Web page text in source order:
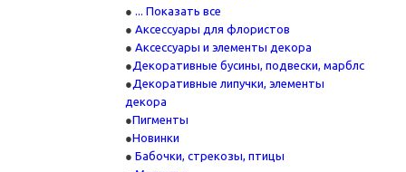
... Показать все
Аксессуары для флористов
Аксессуары и элементы декора
Декоративные бусины, подвески, марблс
Декоративные липучки, элементы
декора
Пигменты
Новинки
Бабочки, стрекозы, птицы